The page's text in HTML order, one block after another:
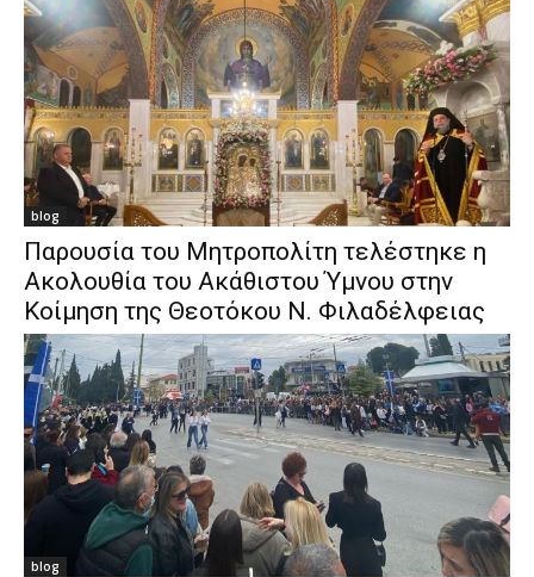
blog
Παρουσία του Μητροπολίτη τελέστηκε η
Ακολουθία του Ακάθιστου Ύμνου στην
Κοίμηση της Θεοτόκου Ν. Φιλαδέλφειας
blog